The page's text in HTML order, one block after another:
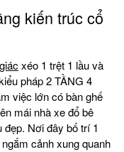
kiến trúc cổ
xéo 1 trệt 1 lầu và
pháp 2 TẦNG 4
việc lớn có bàn ghế
mái nhà xe đổ bê
Nơi đây bố trí 1
cảnh xung quanh